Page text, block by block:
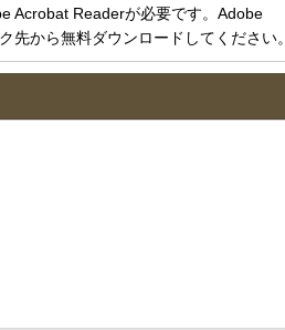
Acrobat Readerが必要です。Adobe
から無料ダウンロードしてください。